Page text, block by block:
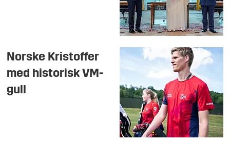
Norske Kristoffer
med historisk VM-
gull